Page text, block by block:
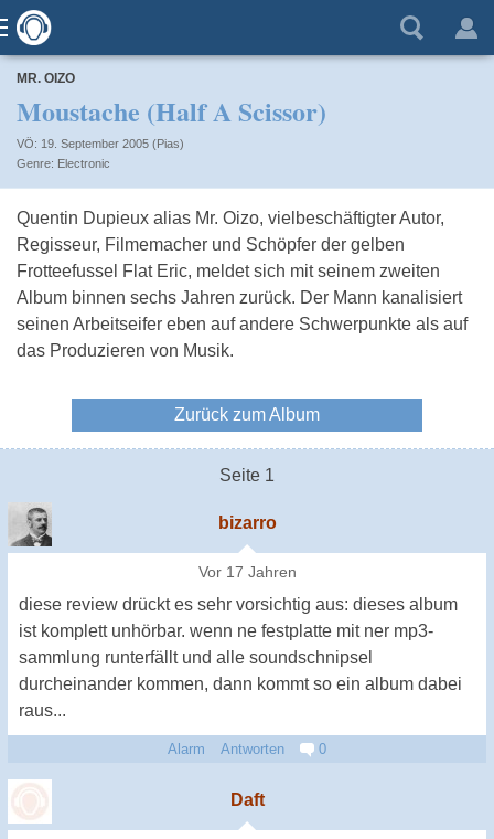
MR. OIZO
Moustache (Half A Scissor)
VÖ: 19. September 2005 (Pias)
Electronic
Quentin Dupieux alias Mr. Oizo, vielbeschäftigter Autor,
Regisseur, Filmemacher und Schöpfer der gelben
Frotteefussel Flat Eric, meldet sich mit seinem zweiten
Album binnen sechs Jahren zurück. Der Mann kanalisiert
seinen Arbeitseifer eben auf andere Schwerpunkte als auf
das Produzieren von Musik.
Zurück zum Album
Seite 1
bizarro
Vor 17 Jahren
diese review drückt es sehr vorsichtig aus: dieses album
ist komplett unhörbar. wenn ne festplatte mit ner mp3-
sammlung runterfällt und alle soundschnipsel
durcheinander kommen, dann kommt so ein album dabei
raus...
Alarm Antworten 0
Daft